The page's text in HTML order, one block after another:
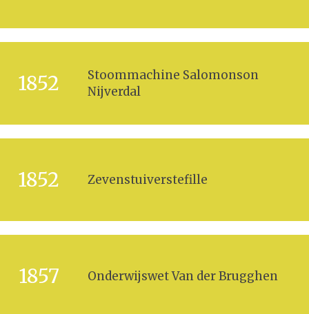
1852
Stoommachine Salomonson
Nijverdal
1852 Zevenstuiverstefille
1857 Onderwijswet Van der Brugghen